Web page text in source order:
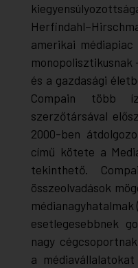
amerikai
monopolisztikusnak
és a gazdasági
Compain több
szerzőtársával
2000-ben
című kötete a
tekinthető.
összeolvadások
médianagyhatalmak
esetlegesebbnek
nagy
a